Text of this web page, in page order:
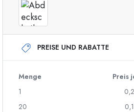
750 ml Flaschen
1000 ml Flaschen
PREISE UND RABATTE
Menge Preis
1
20